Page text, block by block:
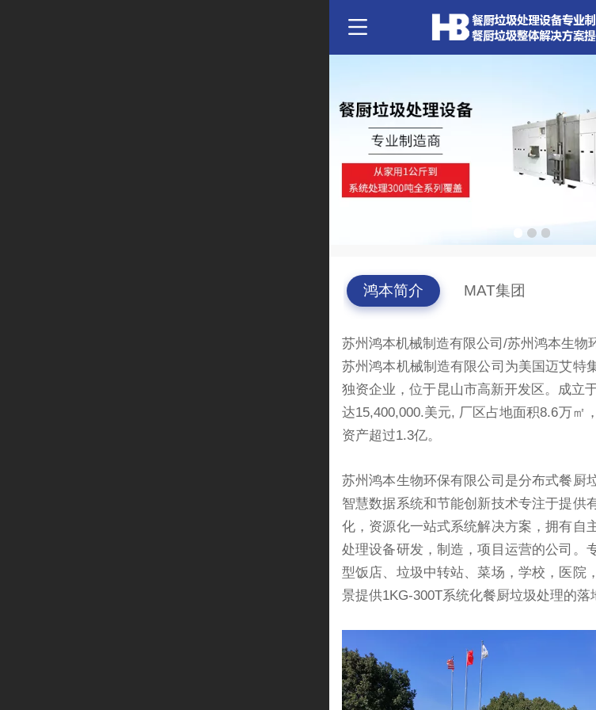
鸿本简介 MAT集团
苏州鸿本机械制造有限公司/苏州鸿本生物
苏州鸿本机械制造有限公司为美国迈艾特
独资企业，位于昆山市高新开发区。成立
达15,400,000.美元, 厂区占地面积8.6万㎡
资产超过1.3亿。
苏州鸿本生物环保有限公司是分布式餐厨
智慧数据系统和节能创新技术专注于提供
化，资源化一站式系统解决方案，拥有自
处理设备研发，制造，项目运营的公司。
型饭店、垃圾中转站、菜场，学校，医院
景提供1KG-300T系统化餐厨垃圾处理的落